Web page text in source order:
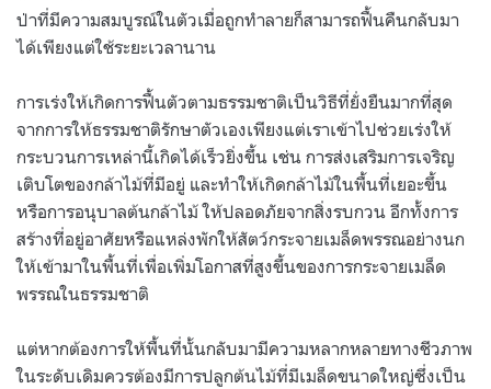
ป่าที่มีความสมบูรณ์ในตัวเมื่อถูกทำลายก็สามารถฟื้นคืนกลับมา
ได้เพียงแต่ใช้ระยะเวลานาน
การเร่งให้เกิดการฟื้นตัวตามธรรมชาติเป็นวิธีที่ยั่งยืนมากที่สุด
จากการให้ธรรมชาติรักษาตัวเองเพียงแต่เราเข้าไปช่วยเร่งให้
กระบวนการเหล่านี้เกิดได้เร็วยิ่งขึ้น เช่น การส่งเสริมการเจริญ
เติบโตของกล้าไม้ที่มีอยู่ และทำให้เกิดกล้าไม้ในพื้นที่เยอะขึ้น
หรือการอนุบาลต้นกล้าไม้ ให้ปลอดภัยจากสิ่งรบกวน อีกทั้งการ
สร้างที่อยู่อาศัยหรือแหล่งพักให้สัตว์กระจายเมล็ดพรรณอย่างนก
ให้เข้ามาในพื้นที่เพื่อเพิ่มโอกาสที่สูงขึ้นของการกระจายเมล็ด
พรรณในธรรมชาติ
แต่หากต้องการให้พื้นที่นั้นกลับมามีความหลากหลายทางชีวภาพ
ในระดับเดิมควรต้องมีการปลูกต้นไม้ที่มีเมล็ดขนาดใหญ่ซึ่งเป็น